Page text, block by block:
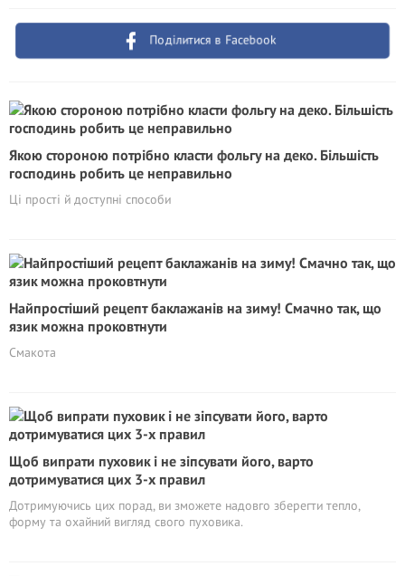
Поділитися в Facebook
Якою стороною потрібно класти фольгу на деко. Більшість
господинь робить це неправильно
Ці прості й доступні способи
Найпростіший рецепт баклажанів на зиму! Смачно так, що
язик можна проковтнути
Смакота
Щоб випрати пуховик і не зіпсувати його, варто
дотримуватися цих 3-х правил
Дотримуючись цих порад, ви зможете надовго зберегти тепло,
форму та охайний вигляд свого пуховика.